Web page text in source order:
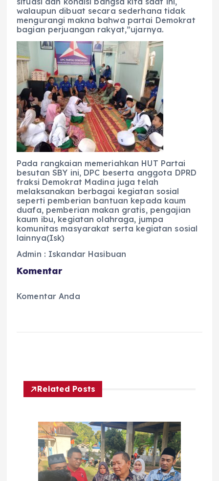
walaupun dibuat secara sederhana tidak
mengurangi makna bahwa partai Demokrat
bagian perjuangan rakyat,”ujarnya.
Pada rangkaian memeriahkan HUT Partai
besutan SBY ini, DPC beserta anggota DPRD
fraksi Demokrat Madina juga telah
melaksanakan berbagai kegiatan sosial
seperti pemberian bantuan kepada kaum
duafa, pemberian makan gratis, pengajian
kaum ibu, kegiatan olahraga, jumpa
komunitas masyarakat serta kegiatan sosial
lainnya(Isk)
Admin : Iskandar Hasibuan
Komentar
Komentar Anda
Related Posts